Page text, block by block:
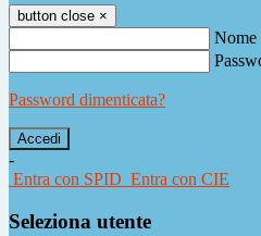
button close ×
Nome
Password dimenticata?
-
Entra con SPID Entra con CIE
Seleziona utente